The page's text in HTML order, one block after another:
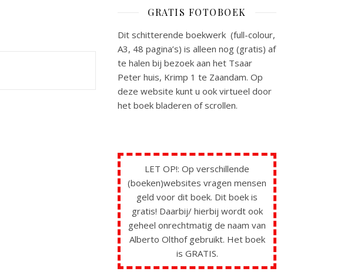
GRATIS FOTOBOEK
Dit schitterende boekwerk (full-colour,
A3, 48 pagina’s) is alleen nog (gratis) af
te halen bij bezoek aan het Tsaar
Peter huis, Krimp 1 te Zaandam. Op
deze website kunt u ook virtueel door
het boek bladeren of scrollen.
LET OP!: Op verschillende
(boeken)websites vragen mensen
geld voor dit boek. Dit boek is
gratis! Daarbij/ hierbij wordt ook
geheel onrechtmatig de naam van
Alberto Olthof gebruikt. Het boek
is GRATIS.